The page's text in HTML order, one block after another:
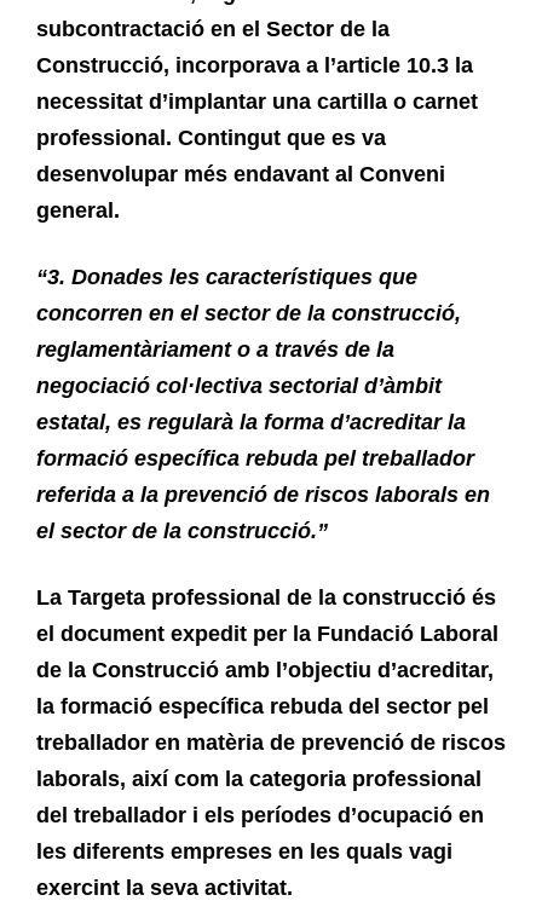
subcontractació en el Sector de la
Construcció, incorporava a l’article 10.3 la
necessitat d’implantar una cartilla o carnet
professional. Contingut que es va
desenvolupar més endavant al Conveni
general.
“3. Donades les característiques que
concorren en el sector de la construcció,
reglamentàriament o a través de la
negociació col·lectiva sectorial d’àmbit
estatal, es regularà la forma d’acreditar la
formació específica rebuda pel treballador
referida a la prevenció de riscos laborals en
el sector de la construcció.”
La Targeta professional de la construcció és
el document expedit per la Fundació Laboral
de la Construcció amb l’objectiu d’acreditar,
la formació específica rebuda del sector pel
treballador en matèria de prevenció de riscos
laborals, així com la categoria professional
del treballador i els períodes d’ocupació en
les diferents empreses en les quals vagi
exercint la seva activitat.